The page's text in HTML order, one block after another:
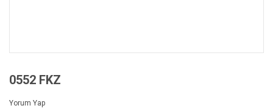
0552 FKZ
Yorum Yap